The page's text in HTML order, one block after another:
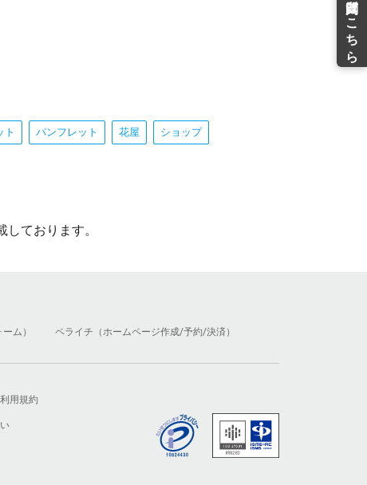
ト パンフレット 花屋 ショップ
ております。
ム） ペライチ（ホームページ作成/予約/決済）
用規約